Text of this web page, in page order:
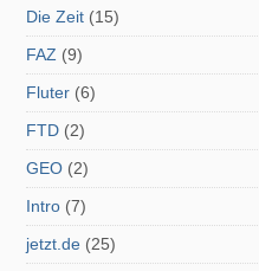
Die Zeit (15)
FAZ (9)
Fluter (6)
FTD (2)
GEO (2)
Intro (7)
jetzt.de (25)